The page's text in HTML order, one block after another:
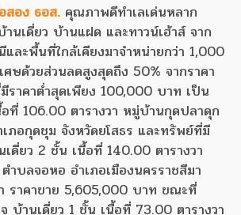
สอง ธอส. คุณภาพดีทำเลเด่นหลาก
นเดี่ยว บ้านแฝด และทาวน์เฮ้าส์ จาก
และพื้นที่ใกล้เคียงมาจำหน่ายกว่า 1,000
ศษด้วยส่วนลดสูงสุดถึง 50% จากราคา
าคาต่ำสุดเพียง 100,000 บาท เป็น
ที่ 106.00 ตารางวา หมู่บ้านกุดปลาดุก
ภอกุดชุม จังหวัดยโสธร และทรัพย์ที่มี
เดี่ยว 2 ชั้น เนื้อที่ 140.00 ตารางวา
ำบลจอหอ อำเภอเมืองนครราชสีมา
ราคาขาย 5,605,000 บาท ขณะที่
บ้านเดี่ยว 1 ชั้น เนื้อที่ 73.00 ตารางวา